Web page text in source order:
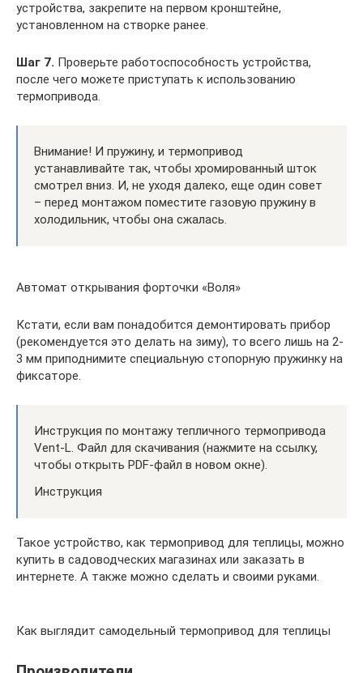
устройства, закрепите на первом кронштейне,
установленном на створке ранее.
Шаг 7. Проверьте работоспособность устройства,
после чего можете приступать к использованию
термопривода.
Внимание! И пружину, и термопривод
устанавливайте так, чтобы хромированный шток
смотрел вниз. И, не уходя далеко, еще один совет
– перед монтажом поместите газовую пружину в
холодильник, чтобы она сжалась.
Автомат открывания форточки «Воля»
Кстати, если вам понадобится демонтировать прибор
(рекомендуется это делать на зиму), то всего лишь на 2-
3 мм приподнимите специальную стопорную пружинку на
фиксаторе.
Инструкция по монтажу тепличного термопривода
Vent-L. Файл для скачивания (нажмите на ссылку,
чтобы открыть PDF-файл в новом окне).
Инструкция
Такое устройство, как термопривод для теплицы, можно
купить в садоводческих магазинах или заказать в
интернете. А также можно сделать и своими руками.
Как выглядит самодельный термопривод для теплицы